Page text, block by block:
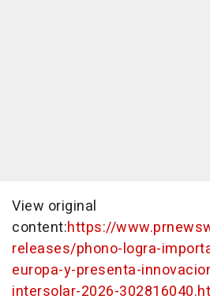
View original
content:https://
releases/phono-logra-
europa-y-presenta-
intersolar-2026-